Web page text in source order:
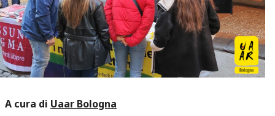
A cura di Uaar Bologna